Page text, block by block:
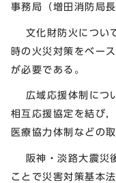
事務局（増田消防局長
文化財防火につい
時の火災対策をベー
が必要である。
広域応援体制につ
相互応援協定を結び
医療協力体制などの
阪神・淡路大震災
ことで災害対策基本